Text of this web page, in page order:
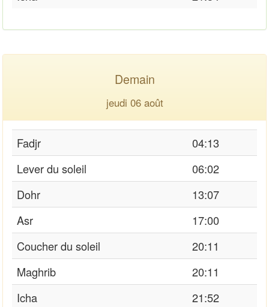
Demain
jeudi 06 août
Fadjr
04:13
Lever du soleil
06:02
Dohr
13:07
Asr
17:00
Coucher du soleil
20:11
Maghrib
20:11
Icha
21:52